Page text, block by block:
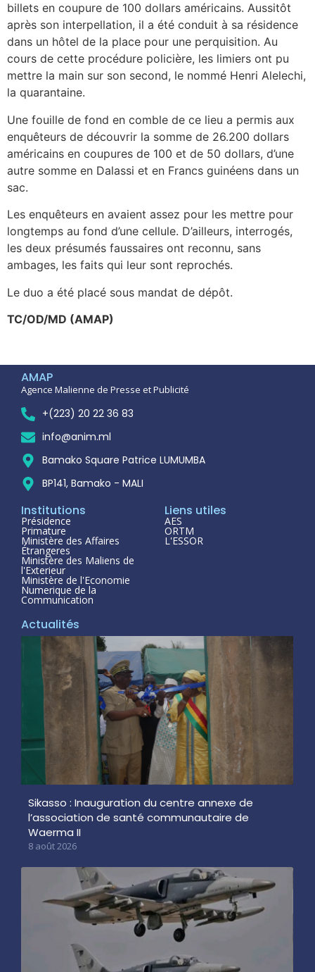
billets en coupure de 100 dollars américains. Aussitôt
après son interpellation, il a été conduit à sa résidence
dans un hôtel de la place pour une perquisition. Au
cours de cette procédure policière, les limiers ont pu
mettre la main sur son second, le nommé Henri Alelechi,
la quarantaine.
Une fouille de fond en comble de ce lieu a permis aux
enquêteurs de découvrir la somme de 26.200 dollars
américains en coupures de 100 et de 50 dollars, d’une
autre somme en Dalassi et en Francs guinéens dans un
sac.
Les enquêteurs en avaient assez pour les mettre pour
longtemps au fond d’une cellule. D’ailleurs, interrogés,
les deux présumés faussaires ont reconnu, sans
ambages, les faits qui leur sont reprochés.
Le duo a été placé sous mandat de dépôt.
TC/OD/MD (AMAP)
AMAP
Agence Malienne de Presse et Publicité
+(223) 20 22 36 83
info@anim.ml
Bamako Square Patrice LUMUMBA
BP141, Bamako - MALI
Institutions
Présidence
Primature
Ministère des Affaires
Étrangeres
Ministère des Maliens de
l'Exterieur
Ministère de l'Economie
Numerique de la
Communication
Liens utiles
AES
ORTM
L'ESSOR
Actualités
Sikasso : Inauguration du centre annexe de
l’association de santé communautaire de
Waerma II
8 août 2026